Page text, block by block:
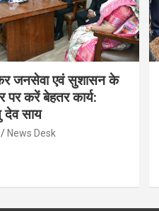
जनसेवा एवं सुशासन के
पर करें बेहतर कार्य:
देव साय
News Desk